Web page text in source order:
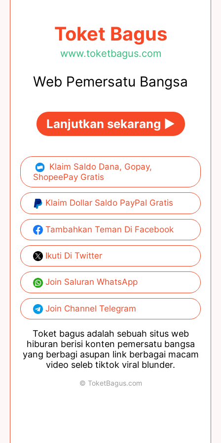
Toket Bagus
www.toketbagus.com
Web Pemersatu Bangsa
Lanjutkan sekarang ►
Klaim Saldo Dana, Gopay,
ShopeePay Gratis
Klaim Dollar Saldo PayPal Gratis
Tambahkan Teman Di Facebook
Ikuti Di Twitter
Join Saluran WhatsApp
Join Channel Telegram
Toket bagus adalah sebuah situs web
hiburan berisi konten pemersatu bangsa
yang berbagi asupan link berbagai macam
video seleb tiktok viral blunder.
© ToketBagus.com